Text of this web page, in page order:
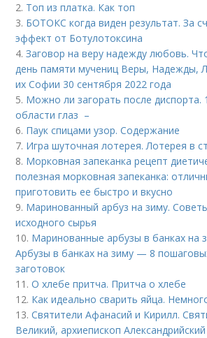
2. Топ из платка. Как топ
3. БОТОКС когда виден результат. За
эффект от Ботулотоксина
4.Заговор на веру надежду любовь.
день памяти мучениц Веры, Надежды,
их Софии 30 сентября 2022 года
5. Можно ли загорать после
области глаз –
6. Паук спицами узор. Содержание
7. Игра шуточная лотерея. Лотерея в
8. Морковная запеканка рецепт
полезная морковная запеканка:
приготовить ее быстро и вкусно
9. Маринованный арбуз на зиму.
исходного сырья
10. Маринованные арбузы в банках на
Арбузы в банках на зиму — 8
заготовок
11.О хлебе притча. Притча о хлебе
12. Как идеально сварить яйца.
13.Святители Афанасий и Кирилл.
Великий, архиепископ Александрийский